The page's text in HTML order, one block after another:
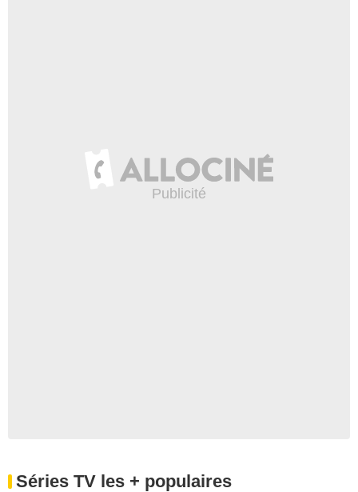
Séries TV les + populaires